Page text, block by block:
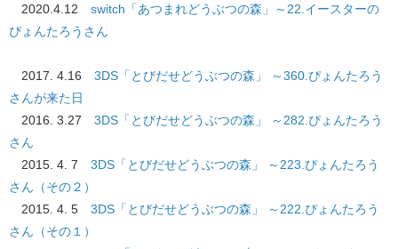
2020.4.12 ​ switch「あつまれどうぶつの森」～22.イースターの
ぴょんたろうさん
2017. 4.16 ​ 3DS「とびだせどうぶつの森」 ～360.ぴょんたろう
さんが来た日
2016. 3.27 3DS「とびだせどうぶつの森」 ～282.ぴょんたろう
さん
2015. 4. 7 3DS「とびだせどうぶつの森」 ～223.ぴょんたろう
さん（その２）
2015. 4. 5 3DS「とびだせどうぶつの森」 ～222.ぴょんたろう
さん（その１）